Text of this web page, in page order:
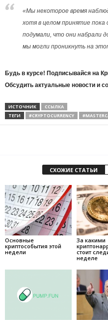
«Мы некоторое время
хотя в целом принятие пока
подумали, что они набрали
мы могли проникнуть на
Будь в курсе! Подписывайся на
Обсудить актуальные новости и
ИСТОЧНИК
ССЫЛКА
ТЕГИ
#CRYPTOCURRENCY
СХОЖИЕ СТАТЬИ
Основные
криптособытия этой
недели
За какими
стоит
неделе